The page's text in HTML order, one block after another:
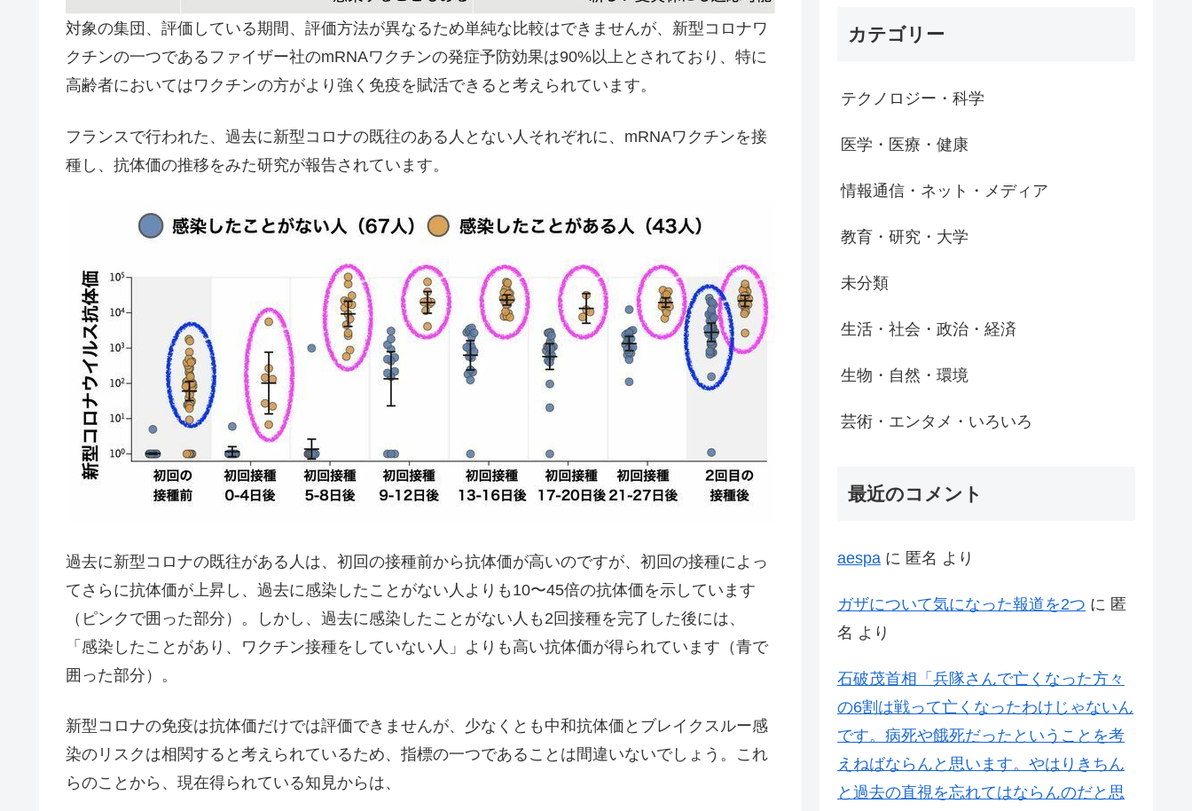
対象の集団、評価している期間、評価方法が異なるため単純な比較はできませんが、新型コロナワ
クチンの一つであるファイザー社のmRNAワクチンの発症予防効果は90%以上とされており、特に
高齢者においてはワクチンの方がより強く免疫を賦活できると考えられています。
フランスで行われた、過去に新型コロナの既往のある人とない人それぞれに、mRNAワクチンを接
種し、抗体価の推移をみた研究が報告されています。
過去に新型コロナの既往がある人は、初回の接種前から抗体価が高いのですが、初回の接種によっ
てさらに抗体価が上昇し、過去に感染したことがない人よりも10〜45倍の抗体価を示しています
（ピンクで囲った部分）。しかし、過去に感染したことがない人も2回接種を完了した後には、
「感染したことがあり、ワクチン接種をしていない人」よりも高い抗体価が得られています（青で
囲った部分）。
新型コロナの免疫は抗体価だけでは評価できませんが、少なくとも中和抗体価とブレイクスルー感
染のリスクは相関すると考えられているため、指標の一つであることは間違いないでしょう。これ
らのことから、現在得られている知見からは、
カテゴリー
テクノロジー・科学
医学・医療・健康
情報通信・ネット・メディア
教育・研究・大学
未分類
生活・社会・政治・経済
生物・自然・環境
芸術・エンタメ・いろいろ
最近のコメント
aespa に 匿名 より
ガザについて気になった報道を2つ に 匿
名 より
石破茂首相「兵隊さんで亡くなった方々
の6割は戦って亡くなったわけじゃないん
です。病死や餓死だったということを考
えねばならんと思います。やはりきちん
と過去の直視を忘れてはならんのだと思